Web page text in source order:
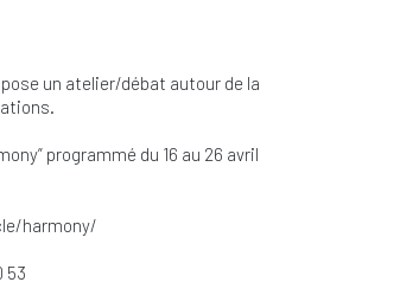
un atelier/débat autour de la
programmé du 16 au 26 avril
harmony/
53